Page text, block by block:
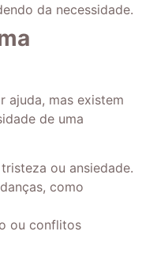
da necessidade.
ajuda, mas existem
de uma
ou ansiedade.
como
ou conflitos